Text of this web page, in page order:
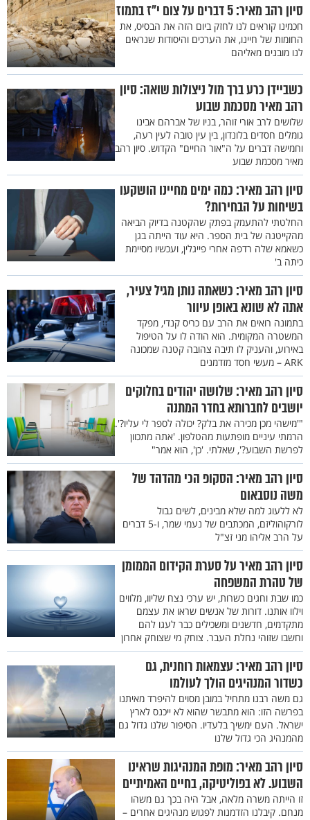
סיון רהב מאיר: 5 דברים על צום י"ז בתמוז
חכמינו קוראים לנו לחזק ביום הזה את הבסיס, את
החומות של חיינו, את הערכים והיסודות שנראים
לנו מובנים מאליהם
כשביידן כרע ברך מול ניצולות שואה: סיון
רהב מאיר מסכמת שבוע
שלושים לרב אורי זוהר, בניו של אברהם אבינו
גומלים חסדים בלונדון, בין עין טובה לעין רעה,
וחמישה דברים על ה"אור החיים" הקדוש. סיון רהב
מאיר מסכמת שבוע
סיון רהב מאיר: כמה ימים מחיינו הושקעו
בשיחות על הבחירות?
החלטתי להתעמק בפתק שהקטנה בדיוק הביאה
מהקייטנה של בית הספר. היא עוד הייתה בגן
כשאמא שלה רדפה אחרי פייגלין, ועכשיו מסיימת
כיתה ב'
סיון רהב מאיר: כשאתה נותן מגיל צעיר,
אתה לא שונא באופן עיוור
בתמונה רואים את הרב עם כריס קנדי, מפקד
המשטרה המקומית. הוא הודה לו על הטיפול
באירוע, והעניק לו תיבה צהובה קטנה שמכונה
ARK – מעשי חסד מזדמנים
סיון רהב מאיר: שלושה יהודים בחלוקים
יושבים לחברותא בחדר המתנה
"'מישהי מכן מכירה את בלק? יכולה לספר לי עליו?'.
הרמתי עיניים מופתעות מהטלפון. 'אתה מתכוון
לפרשת השבוע?', שאלתי. 'כן', הוא אמר"
סיון רהב מאיר: הסקופ הכי מהדהד של
משה נוסבאום
לא ללעוג למה שלא מבינים, לשים גבול
לורקוהוליזם, המכתבים של נעמי שמר, ו-5 דברים
על הרב אליהו מני זצ"ל
סיון רהב מאיר על סערת הקידום הממומן
של טהרת המשפחה
כמו שבת וחגים כשרות, יש ערכי נצח שליוו, מלווים
וילוו אותנו. דורות של אנשים שראו את עצמם
מתקדמים, חדשנים ומשכילים כבר לעגו להם
וחשבו שזוהי נחלת העבר. צוחק מי שצוחק אחרון
סיון רהב מאיר: עצמאות רוחנית, גם
כשדור המנהיגים הולך לעולמו
גם משה רבנו מתחיל במובן מסוים להיפרד מאיתנו
בפרשה הזו: הוא מתבשר שהוא לא ייכנס לארץ
ישראל. העם ימשיך בלעדיו. הסיפור שלנו גדול גם
מהמנהיג הכי גדול שלנו
סיון רהב מאיר: מופת המנהיגות שראינו
השבוע. לא בפוליטיקה, בחיים האמיתיים
זו הייתה משרה מלאה, אבל היה בכך גם משהו
מנחם. קיבלנו הזדמנות לפגוש מנהיגים אחרים –